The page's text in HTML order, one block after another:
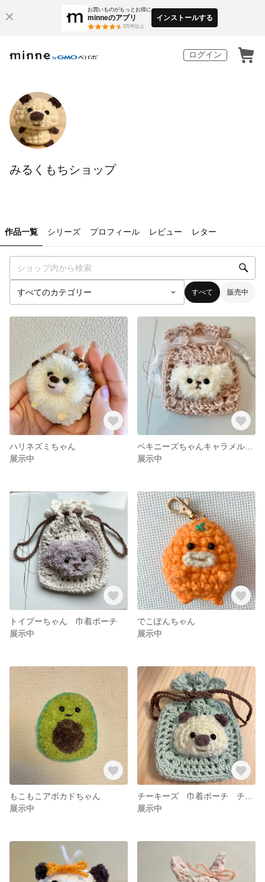
お買いものがもっとお得に
minneのアプリ
3万件以上
インストールする
ログイン
みるくもちショップ
作品一覧 シリーズ プロフィール レビュー レター
すべて 販売中
ハリネズミちゃん
展示中
展示中
トイプーちゃん 巾着ポーチ
展示中
でこぽんちゃん
展示中
もこもこアボカドちゃん
展示中
展示中